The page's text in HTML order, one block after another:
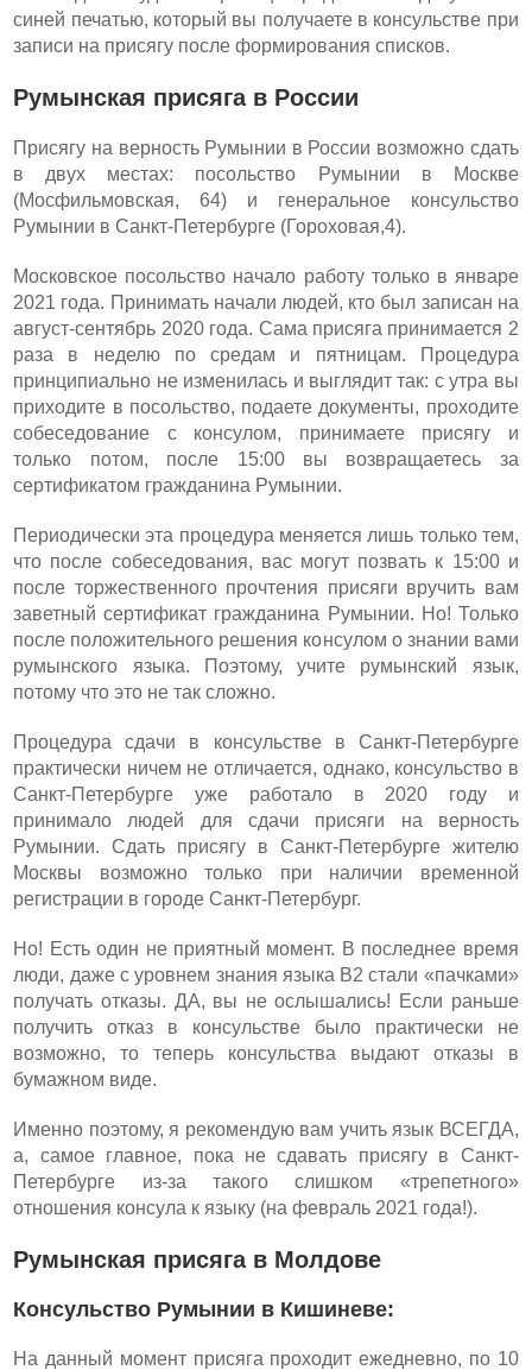
синей печатью, который вы получаете в консульстве при
записи на присягу после формирования списков.
Румынская присяга в России
Присягу на верность Румынии в России возможно сдать
в двух местах: посольство Румынии в Москве
(Мосфильмовская, 64) и генеральное консульство
Румынии в Санкт-Петербурге (Гороховая,4).
Московское посольство начало работу только в январе
2021 года. Принимать начали людей, кто был записан на
август-сентябрь 2020 года. Сама присяга принимается 2
раза в неделю по средам и пятницам. Процедура
принципиально не изменилась и выглядит так: с утра вы
приходите в посольство, подаете документы, проходите
собеседование с консулом, принимаете присягу и
только потом, после 15:00 вы возвращаетесь за
сертификатом гражданина Румынии.
Периодически эта процедура меняется лишь только тем,
что после собеседования, вас могут позвать к 15:00 и
после торжественного прочтения присяги вручить вам
заветный сертификат гражданина Румынии. Но! Только
после положительного решения консулом о знании вами
румынского языка. Поэтому, учите румынский язык,
потому что это не так сложно.
Процедура сдачи в консульстве в Санкт-Петербурге
практически ничем не отличается, однако, консульство в
Санкт-Петербурге уже работало в 2020 году и
принимало людей для сдачи присяги на верность
Румынии. Сдать присягу в Санкт-Петербурге жителю
Москвы возможно только при наличии временной
регистрации в городе Санкт-Петербург.
Но! Есть один не приятный момент. В последнее время
люди, даже с уровнем знания языка В2 стали «пачками»
получать отказы. ДА, вы не ослышались! Если раньше
получить отказ в консульстве было практически не
возможно, то теперь консульства выдают отказы в
бумажном виде.
Именно поэтому, я рекомендую вам учить язык ВСЕГДА,
а, самое главное, пока не сдавать присягу в Санкт-
Петербурге из-за такого слишком «трепетного»
отношения консула к языку (на февраль 2021 года!).
Румынская присяга в Молдове
Консульство Румынии в Кишиневе:
На данный момент присяга проходит ежедневно, по 10